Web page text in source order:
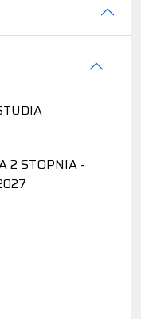
2 STOPNIA -